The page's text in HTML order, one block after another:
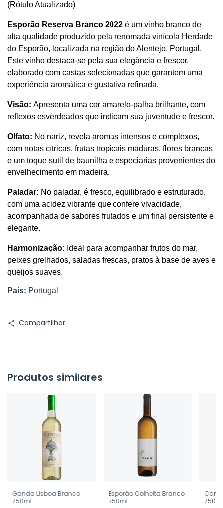
(Rótulo Atualizado)
Esporão Reserva Branco 2022 é um vinho branco de
alta qualidade produzido pela renomada vinícola Herdade
do Esporão, localizada na região do Alentejo, Portugal.
Este vinho destaca-se pela sua elegância e frescor,
elaborado com castas selecionadas que garantem uma
experiência aromática e gustativa refinada.
Visão: Apresenta uma cor amarelo-palha brilhante, com
reflexos esverdeados que indicam sua juventude e frescor.
Olfato: No nariz, revela aromas intensos e complexos,
com notas cítricas, frutas tropicais maduras, flores brancas
e um toque sutil de baunilha e especiarias provenientes do
envelhecimento em madeira.
Paladar: No paladar, é fresco, equilibrado e estruturado,
com uma acidez vibrante que confere vivacidade,
acompanhada de sabores frutados e um final persistente e
elegante.
Harmonização: Ideal para acompanhar frutos do mar,
peixes grelhados, saladas frescas, pratos à base de aves e
queijos suaves.
País: Portugal
Compartilhar
Produtos similares
Ganda Lisboa Branco
750ml
Esporão Colheita Branco
750ml
750ml